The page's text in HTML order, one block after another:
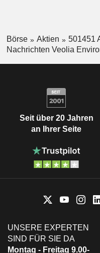
Börse Aktien
501451
Nachrichten Veolia
Seit über 20 Jahren
an Ihrer Seite
UNSERE EXPERTEN
SIND FÜR SIE DA
Montag - Freitag 9.00-